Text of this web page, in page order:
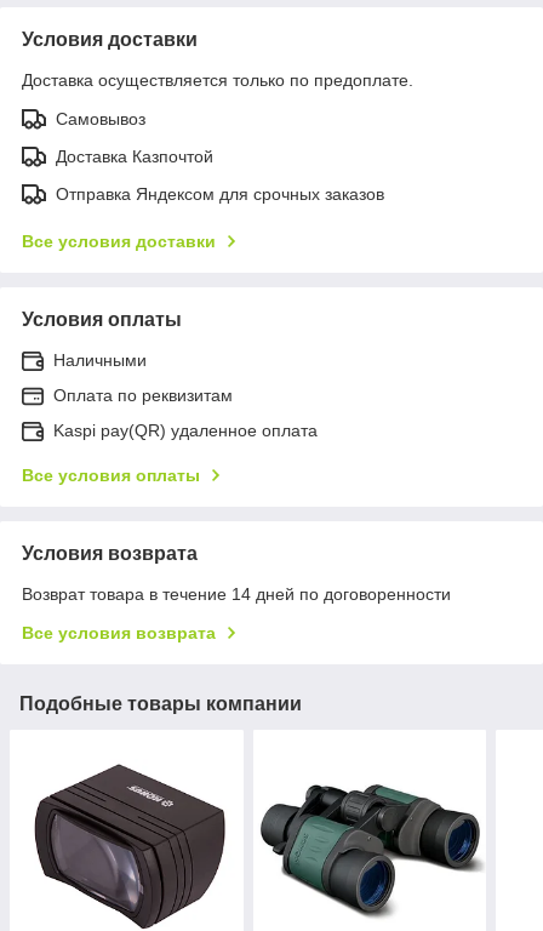
Условия доставки
Доставка осуществляется только по предоплате.
Самовывоз
Доставка Казпочтой
Отправка Яндексом для срочных заказов
Все условия доставки
Условия оплаты
Наличными
Оплата по реквизитам
Kaspi pay(QR) удаленное оплата
Все условия оплаты
Условия возврата
Возврат товара в течение 14 дней по договоренности
Все условия возврата
Подобные товары компании